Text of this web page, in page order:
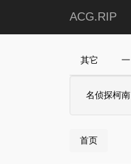
ACG.RIP
其它 一
名侦探柯南
首页